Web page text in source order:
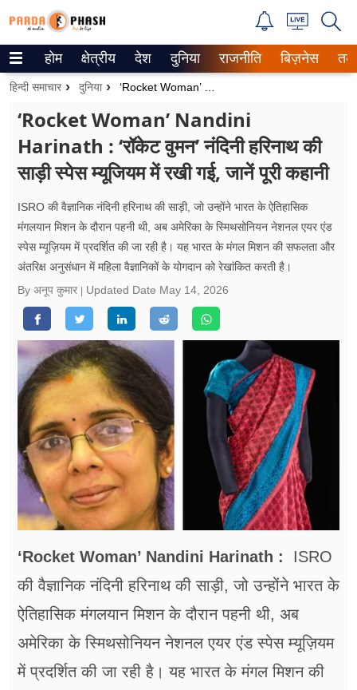
Trending on Google News
वेब स्टोरीज
उत्तर प्रदेश
गैलरी
वीडियो
रिलेशनशिप
जीवन मंत्रा
फूड
सेहत
ब्‍यूटी
जॉब्स
शिक्षा
अन्य खबरें
होम क्षेत्रीय देश दुनिया राजनीति बिज़नेस
हिन्दी समाचार दुनिया
‘Rocket Woman’ Nandini
Harinath : ‘रॉकेट वुमन’ नंदिनी हरिनाथ की
साड़ी स्पेस म्यूजियम में रखी गई, जानें पूरी कहानी
ISRO की वैज्ञानिक नंदिनी हरिनाथ की साड़ी, जो उन्होंने भारत के ऐतिहासिक
मंगलयान मिशन के दौरान पहनी थी, अब अमेरिका के स्मिथसोनियन नेशनल एयर एंड
स्पेस म्यूज़ियम में प्रदर्शित की जा रही है। यह भारत के मंगल मिशन की सफलता और
अंतरिक्ष अनुसंधान में महिला वैज्ञानिकों के योगदान को रेखांकित करती है।
By अनूप कुमार
Updated Date May 14, 2026
‘Rocket Woman’ Nandini Harinath : ISRO
की वैज्ञानिक नंदिनी हरिनाथ की साड़ी, जो उन्होंने भारत के
ऐतिहासिक मंगलयान मिशन के दौरान पहनी थी, अब
अमेरिका के स्मिथसोनियन नेशनल एयर एंड स्पेस म्यूज़ियम
में प्रदर्शित की जा रही है। यह भारत के मंगल मिशन की